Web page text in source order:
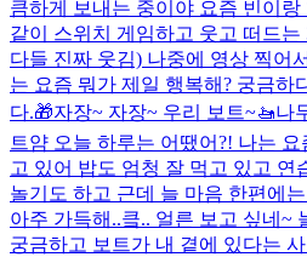
큼하게 보내는 중이야 요즘 빈이
같이 스위치 게임하고 웃고 떠드
다들 진짜 웃김) 나중에 영상 찍어
는 요즘 뭐가 제일 행복해? 궁금하
다.🎁자장~ 자장~ 우리 보트~🚤나
트얌 오늘 하루는 어땠어?! 나는
고 있어 밥도 엄청 잘 먹고 있고 연
놀기도 하고 근데 늘 마음 한편에
아주 가득해..킄.. 얼른 보고 싶네~
궁금하고 보트가 내 곁에 있다는